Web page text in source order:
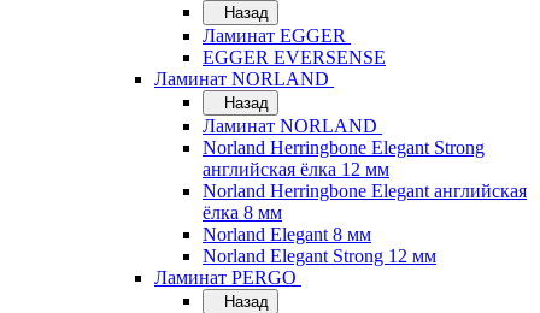
Назад
Ламинат EGGER
EGGER EVERSENSE
Ламинат NORLAND
Назад
Ламинат NORLAND
Norland Herringbone Elegant Strong
английская ёлка 12 мм
Norland Herringbone Elegant английская
ёлка 8 мм
Norland Elegant 8 мм
Norland Elegant Strong 12 мм
Ламинат PERGO
Назад